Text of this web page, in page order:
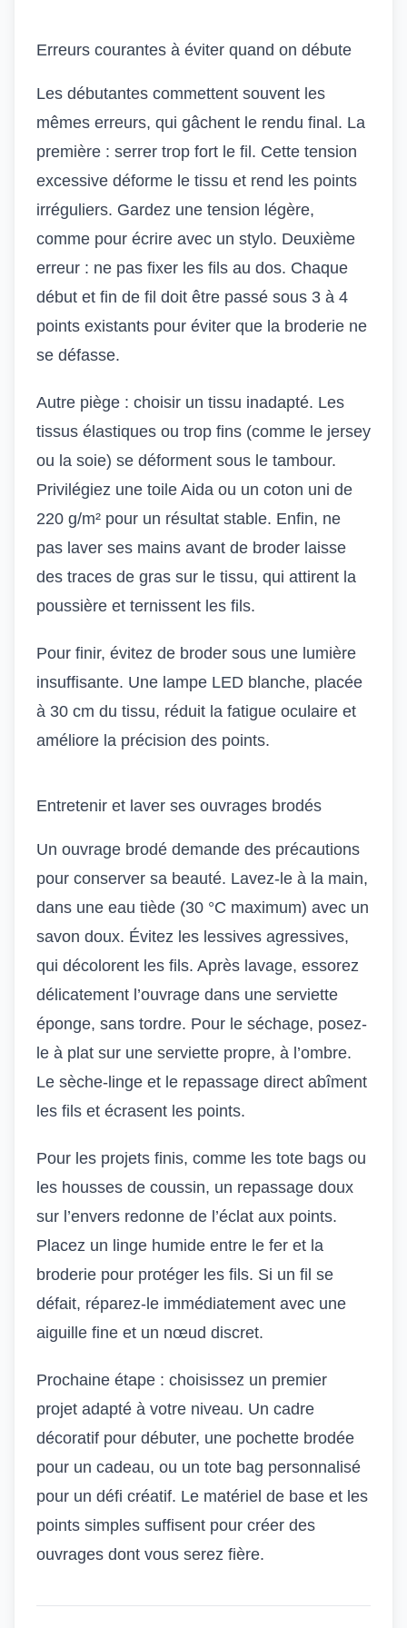
Erreurs courantes à éviter quand on débute
Les débutantes commettent souvent les
mêmes erreurs, qui gâchent le rendu final. La
première : serrer trop fort le fil. Cette tension
excessive déforme le tissu et rend les points
irréguliers. Gardez une tension légère,
comme pour écrire avec un stylo. Deuxième
erreur : ne pas fixer les fils au dos. Chaque
début et fin de fil doit être passé sous 3 à 4
points existants pour éviter que la broderie ne
se défasse.
Autre piège : choisir un tissu inadapté. Les
tissus élastiques ou trop fins (comme le jersey
ou la soie) se déforment sous le tambour.
Privilégiez une toile Aida ou un coton uni de
220 g/m² pour un résultat stable. Enfin, ne
pas laver ses mains avant de broder laisse
des traces de gras sur le tissu, qui attirent la
poussière et ternissent les fils.
Pour finir, évitez de broder sous une lumière
insuffisante. Une lampe LED blanche, placée
à 30 cm du tissu, réduit la fatigue oculaire et
améliore la précision des points.
Entretenir et laver ses ouvrages brodés
Un ouvrage brodé demande des précautions
pour conserver sa beauté. Lavez-le à la main,
dans une eau tiède (30 °C maximum) avec un
savon doux. Évitez les lessives agressives,
qui décolorent les fils. Après lavage, essorez
délicatement l’ouvrage dans une serviette
éponge, sans tordre. Pour le séchage, posez-
le à plat sur une serviette propre, à l’ombre.
Le sèche-linge et le repassage direct abîment
les fils et écrasent les points.
Pour les projets finis, comme les tote bags ou
les housses de coussin, un repassage doux
sur l’envers redonne de l’éclat aux points.
Placez un linge humide entre le fer et la
broderie pour protéger les fils. Si un fil se
défait, réparez-le immédiatement avec une
aiguille fine et un nœud discret.
Prochaine étape : choisissez un premier
projet adapté à votre niveau. Un cadre
décoratif pour débuter, une pochette brodée
pour un cadeau, ou un tote bag personnalisé
pour un défi créatif. Le matériel de base et les
points simples suffisent pour créer des
ouvrages dont vous serez fière.